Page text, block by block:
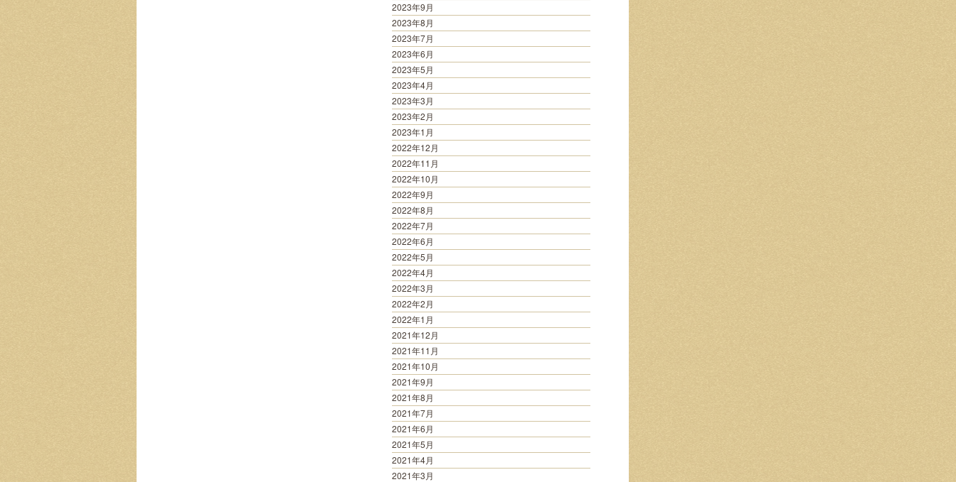
2023年9月
2023年8月
2023年7月
2023年6月
2023年5月
2023年4月
2023年3月
2023年2月
2023年1月
2022年12月
2022年11月
2022年10月
2022年9月
2022年8月
2022年7月
2022年6月
2022年5月
2022年4月
2022年3月
2022年2月
2022年1月
2021年12月
2021年11月
2021年10月
2021年9月
2021年8月
2021年7月
2021年6月
2021年5月
2021年4月
2021年3月